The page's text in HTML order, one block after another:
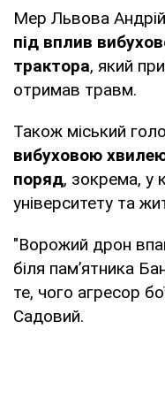
Мер Львова
під вплив
трактора, який
отримав травм.
Також міський
вибуховою
поряд, зокрема, у
університету та
"Ворожий дрон
біля памʼятника
те, чого агресор
Садовий.